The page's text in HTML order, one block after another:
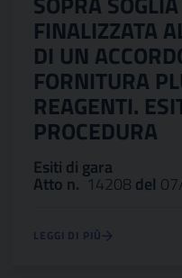
FINALIZZATA
DI UN
FORNITURA
REAGENTI.
PROCEDURA
Esiti di gara
Atto n. 14208 del
LEGGI DI PIÙ